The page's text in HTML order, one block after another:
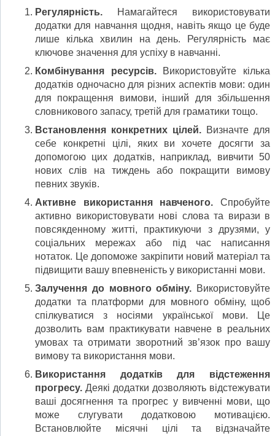
Регулярність. Намагайтеся використовувати
додатки для навчання щодня, навіть якщо це буде
лише кілька хвилин на день. Регулярність має
ключове значення для успіху в навчанні.
Комбінування ресурсів.Використовуйте кілька
додатків одночасно для різних аспектів мови: один
для покращення вимови, інший для збільшення
словникового запасу, третій для граматики тощо.
Встановлення конкретних цілей. Визначте для
себе конкретні цілі, яких ви хочете досягти за
допомогою цих додатків, наприклад, вивчити 50
нових слів на тиждень або покращити вимову
певних звуків.
Активне використання навченого. Спробуйте
активно використовувати нові слова та вирази в
повсякденному житті, практикуючи з друзями, у
соціальних мережах або під час написання
нотаток. Це допоможе закріпити новий матеріал та
підвищити вашу впевненість у використанні мови.
Залучення до мовного обміну. Використовуйте
додатки та платформи для мовного обміну, щоб
спілкуватися з носіями української мови. Це
дозволить вам практикувати навчене в реальних
умовах та отримати зворотний зв’язок про вашу
вимову та використання мови.
Використання додатків для відстеження
прогресу. Деякі додатки дозволяють відстежувати
ваші досягнення та прогрес у вивченні мови, що
може слугувати додатковою мотивацією.
Встановлюйте місячні цілі та відзначайте